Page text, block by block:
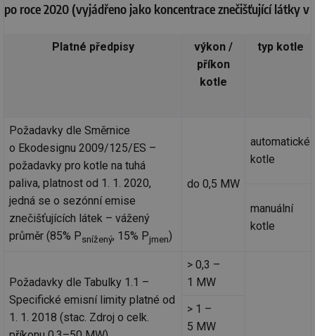
po roce 2020 (vyjádřeno jako koncentrace znečišťující látky v
Platné předpisy
výkon /
příkon
kotle
typ kotle
Požadavky dle Směrnice
o Ekodesignu 2009/125/ES –
požadavky pro kotle na tuhá
paliva, platnost od 1. 1. 2020,
jedná se o sezónní emise
znečišťujících látek – vážený
průměr (85% Psnížený, 15% Pjmen)
do 0,5 MW
automatické
kotle
manuální
kotle
Požadavky dle Tabulky 1.1 –
Specifické emisní limity platné od
1. 1. 2018 (stac. Zdroj o celk.
> 0,3 –
1 MW
> 1 –
5 MW